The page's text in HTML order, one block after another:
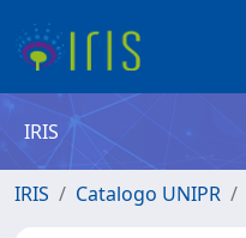
IRIS
IRIS Catalogo UNIPR